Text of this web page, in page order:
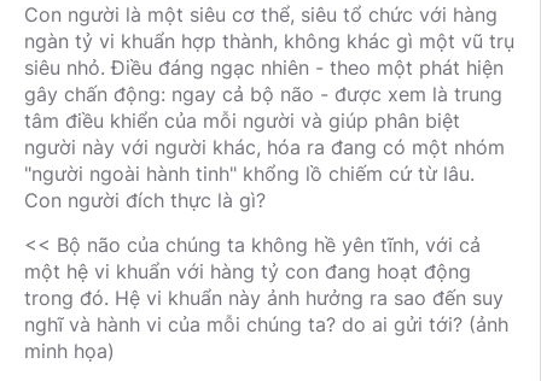
Con người là một siêu cơ thể, siêu tổ chức với hàng
ngàn tỷ vi khuẩn hợp thành, không khác gì một vũ trụ
siêu nhỏ. Điều đáng ngạc nhiên - theo một phát hiện
gây chấn động: ngay cả bộ não - được xem là trung
tâm điều khiển của mỗi người và giúp phân biệt
người này với người khác, hóa ra đang có một nhóm
"người ngoài hành tinh" khổng lồ chiếm cứ từ lâu.
Con người đích thực là gì?
<< Bộ não của chúng ta không hề yên tĩnh, với cả
một hệ vi khuẩn với hàng tỷ con đang hoạt động
trong đó. Hệ vi khuẩn này ảnh hưởng ra sao đến suy
nghĩ và hành vi của mỗi chúng ta? do ai gửi tới? (ảnh
minh họa)